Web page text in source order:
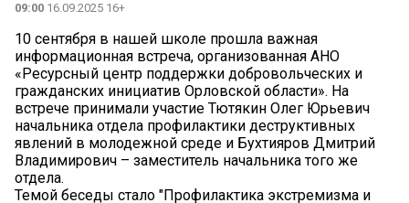
09:00 16.09.2025 16+
10 сентября в нашей школе прошла важная
информационная встреча, организованная АНО
«Ресурсный центр поддержки добровольческих и
гражданских инициатив Орловской области». На
встрече принимали участие Тютякин Олег Юрьевич
начальника отдела профилактики деструктивных
явлений в молодежной среде и Бухтияров Дмитрий
Владимирович – заместитель начальника того же
отдела.
Темой беседы стало "Профилактика экстремизма и